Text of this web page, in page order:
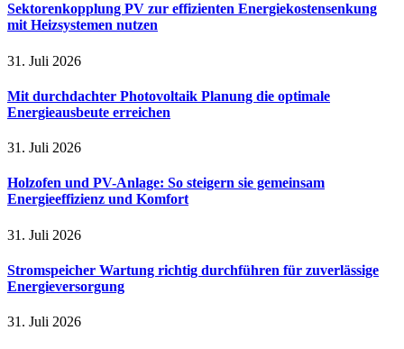
Sektorenkopplung PV zur effizienten Energiekostensenkung
mit Heizsystemen nutzen
31. Juli 2026
Mit durchdachter Photovoltaik Planung die optimale
Energieausbeute erreichen
31. Juli 2026
Holzofen und PV-Anlage: So steigern sie gemeinsam
Energieeffizienz und Komfort
31. Juli 2026
Stromspeicher Wartung richtig durchführen für zuverlässige
Energieversorgung
31. Juli 2026